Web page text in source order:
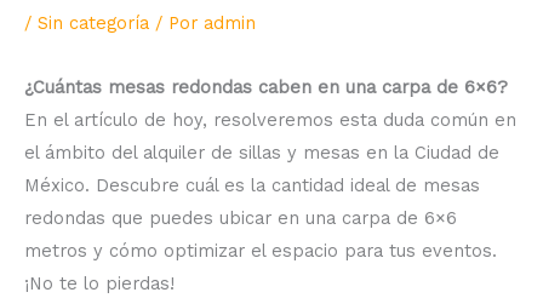
/ Sin categoría / Por admin
¿Cuántas mesas redondas caben en una carpa de 6×6?
En el artículo de hoy, resolveremos esta duda común en
el ámbito del alquiler de sillas y mesas en la Ciudad de
México. Descubre cuál es la cantidad ideal de mesas
redondas que puedes ubicar en una carpa de 6×6
metros y cómo optimizar el espacio para tus eventos.
¡No te lo pierdas!